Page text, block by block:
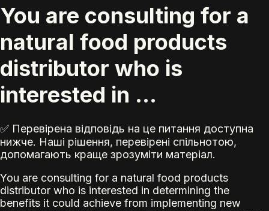
You are consulting for a
natural food products
distributor who is
interested in ...
✅ Перевірена відповідь на це питання доступна
нижче. Наші рішення, перевірені спільнотою,
допомагають краще зрозуміти матеріал.
You are consulting for a natural food products
distributor who is interested in determining the
benefits it could achieve from implementing new